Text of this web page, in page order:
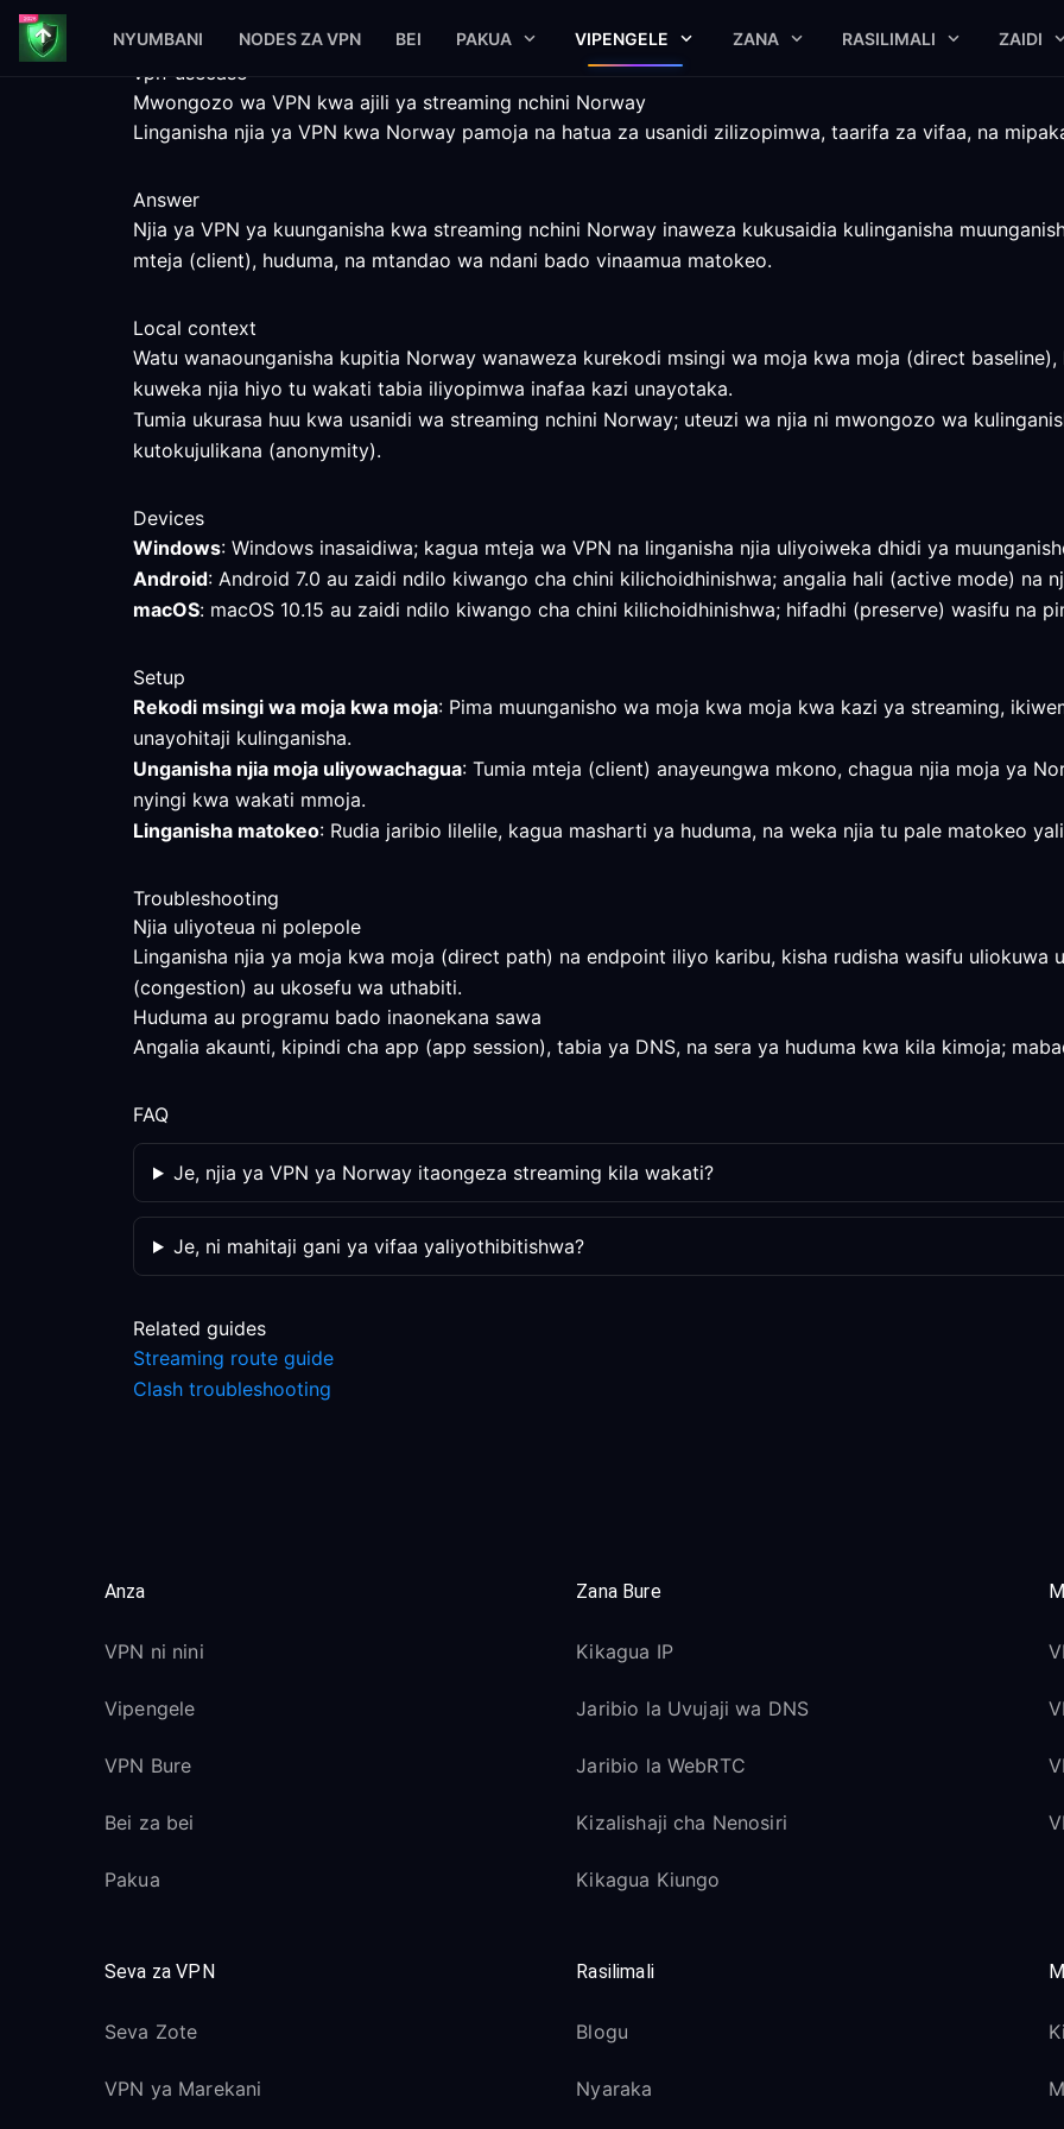
NYUMBANI NODES ZA VPN BEI PAKUA VIPENGELE ZANA RASILIMALI ZAIDI
vpn-usecase
Mwongozo wa VPN kwa ajili ya streaming nchini Norway
Linganisha njia ya VPN kwa Norway pamoja na hatua za usanidi zilizopimwa, taarifa za vifaa, na
Answer
Njia ya VPN ya kuunganisha kwa streaming nchini Norway inaweza kukusaidia kulinganisha
mteja (client), huduma, na mtandao wa ndani bado vinaamua matokeo.
Local context
Watu wanaounganisha kupitia Norway wanaweza kurekodi msingi wa moja kwa moja (direct
kuweka njia hiyo tu wakati tabia iliyopimwa inafaa kazi unayotaka.
Tumia ukurasa huu kwa usanidi wa streaming nchini Norway; uteuzi wa njia ni mwongozo wa
kutokujulikana (anonymity).
Devices
Windows: Windows inasaidiwa; kagua mteja wa VPN na linganisha njia uliyoiweka dhidi ya
Android: Android 7.0 au zaidi ndilo kiwango cha chini kilichoidhinishwa; angalia hali (active mode) na
macOS: macOS 10.15 au zaidi ndilo kiwango cha chini kilichoidhinishwa; hifadhi (preserve) wasifu na
Setup
Rekodi msingi wa moja kwa moja: Pima muunganisho wa moja kwa moja kwa kazi ya streaming,
unayohitaji kulinganisha.
Unganisha njia moja uliyowachagua: Tumia mteja (client) anayeungwa mkono, chagua njia moja ya
nyingi kwa wakati mmoja.
Linganisha matokeo: Rudia jaribio lilelile, kagua masharti ya huduma, na weka njia tu pale matokeo
Troubleshooting
Njia uliyoteua ni polepole
Linganisha njia ya moja kwa moja (direct path) na endpoint iliyo karibu, kisha rudisha wasifu uliokuwa
(congestion) au ukosefu wa uthabiti.
Huduma au programu bado inaonekana sawa
Angalia akaunti, kipindi cha app (app session), tabia ya DNS, na sera ya huduma kwa kila kimoja;
FAQ
Je, njia ya VPN ya Norway itaongeza streaming kila wakati?
Je, ni mahitaji gani ya vifaa yaliyothibitishwa?
Related guides
Streaming route guide
Clash troubleshooting
Anza
VPN ni nini
Vipengele
VPN Bure
Bei za bei
Pakua
Zana Bure
Kikagua IP
Jaribio la Uvujaji wa DNS
Jaribio la WebRTC
Kizalishaji cha Nenosiri
Kikagua Kiungo
Seva za VPN
Seva Zote
VPN ya Marekani
Rasilimali
Blogu
Nyaraka